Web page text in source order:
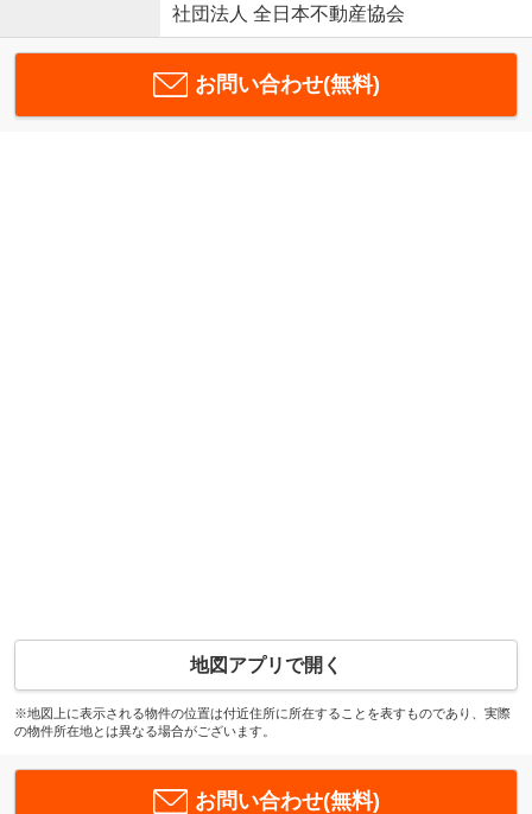
社団法人 全日本不動産協会
お問い合わせ(無料)
地図アプリで開く
※地図上に表示される物件の位置は付近住所に所在することを表すものであり、実際
の物件所在地とは異なる場合がございます。
お問い合わせ(無料)